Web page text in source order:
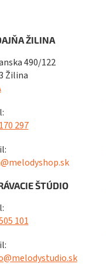
ŽILINA
490/122
Žilina
297
ŠTÚDIO
101